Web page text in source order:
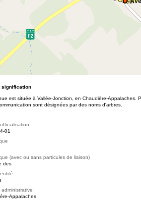
signification
est située à Vallée-Jonction, en Chaudière-Appalaches.
sont désignées par des noms d'arbres.
01
(avec ou sans particules de liaison)
des
administrative
Appalaches